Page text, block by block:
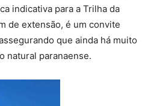
indicativa para a Trilha da
de extensão, é um convite
que ainda há muito
natural paranaense.